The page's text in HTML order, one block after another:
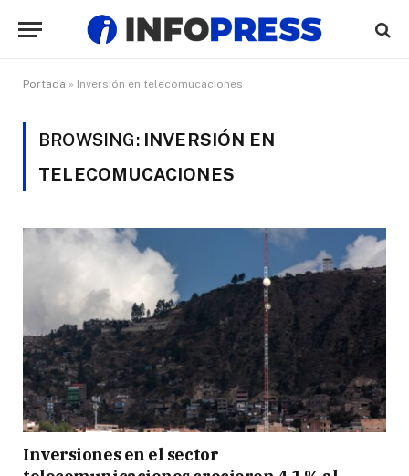
Portada » Inversión en telecomucaciones
BROWSING: INVERSIÓN EN
TELECOMUCACIONES
Inversiones en el sector